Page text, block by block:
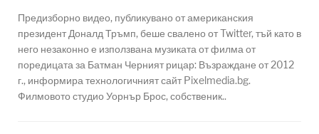
Предизборно видео, публикувано от американския
президент Доналд Тръмп, беше свалено от Twitter, тъй като в
него незаконно е използвана музиката от филма от
поредицата за Батман Черният рицар: Възраждане от 2012
г., информира технологичният сайт Pixelmedia.bg.
Филмовото студио Уорнър Брос, собственик..